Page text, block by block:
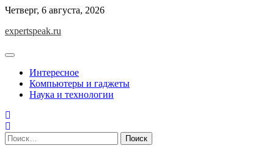
Skip
content
Четверг, 6 августа, 2026
expertspeak.ru
Интересное
Компьютеры и гаджеты
Наука и технологии
Найти: